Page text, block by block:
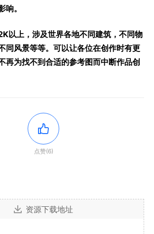
响。
以上，涉及世界各地不同建筑，不同物
同风景等等。可以让各位在创作时有更
再为找不到合适的参考图而中断作品创
点赞(6)
资源下载地址